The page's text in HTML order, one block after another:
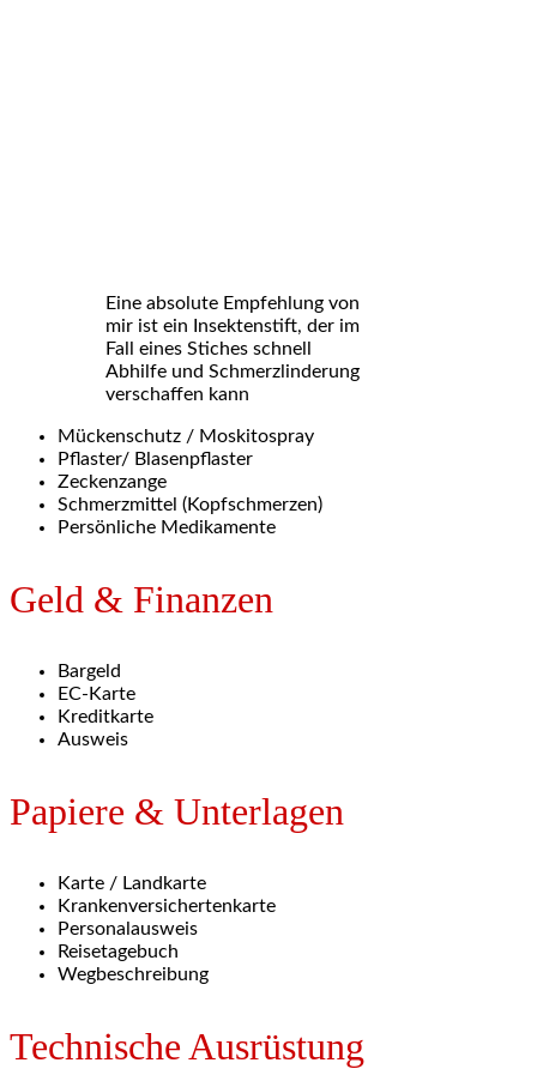
Eine absolute Empfehlung von
mir ist ein Insektenstift, der im
Fall eines Stiches schnell
Abhilfe und Schmerzlinderung
verschaffen kann
Mückenschutz / Moskitospray
Pflaster/ Blasenpflaster
Zeckenzange
Schmerzmittel (Kopfschmerzen)
Persönliche Medikamente
Geld & Finanzen
Bargeld
EC-Karte
Kreditkarte
Ausweis
Papiere & Unterlagen
Karte / Landkarte
Krankenversichertenkarte
Personalausweis
Reisetagebuch
Wegbeschreibung
Technische Ausrüstung